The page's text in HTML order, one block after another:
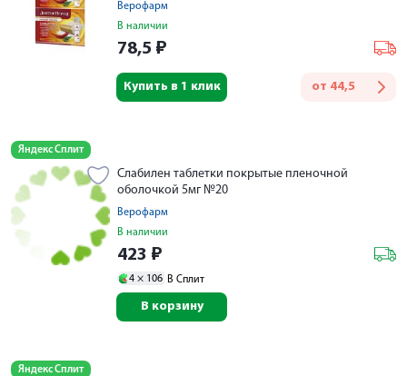
Верофарм
В наличии
78,5 ₽
от 44,5
Купить в 1 клик
Яндекс Сплит
Слабилен таблетки покрытые пленочной
оболочкой 5мг №20
Верофарм
В наличии
423 ₽
4 × 106 В Сплит
В корзину
Яндекс Сплит